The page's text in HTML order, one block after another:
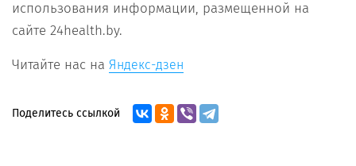
использования информации, размещенной на
сайте 24health.by.
Читайте нас на Яндекс-дзен
Поделитесь ссылкой